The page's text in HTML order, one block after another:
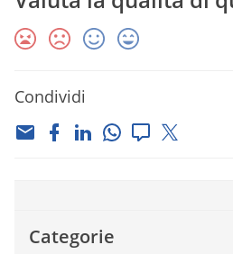
Condividi
Categorie